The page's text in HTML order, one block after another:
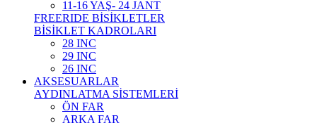
11-16 YAŞ- 24 JANT
FREERIDE BİSİKLETLER
BİSİKLET KADROLARI
28 INC
29 INC
26 INC
AKSESUARLAR
AYDINLATMA SİSTEMLERİ
ÖN FAR
ARKA FAR